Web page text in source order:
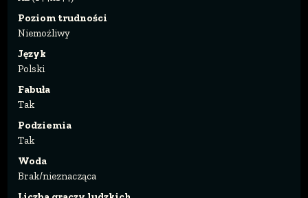
Poziom trudności
Niemożliwy
Język
Polski
Fabuła
Tak
Podziemia
Tak
Woda
Brak/nieznacząca